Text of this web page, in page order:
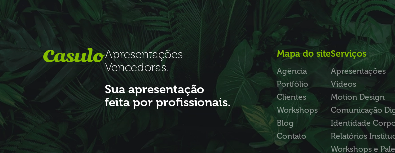
Apresentações
Vencedoras.
Sua apresentação
feita por profissionais.
Mapa do site
Agência
Portfólio
Clientes
Workshops
Blog
Contato
Serviços
Apresentações
Vídeos
Motion Design
Comunicação
Identidade
Relatórios
Workshops e